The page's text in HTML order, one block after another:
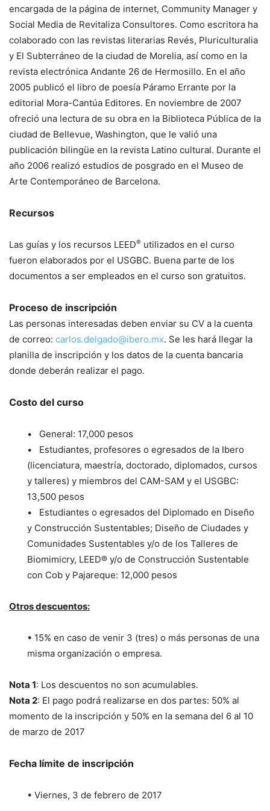
encargada de la página de internet, Community Manager y
Social Media de Revitaliza Consultores. Como escritora ha
colaborado con las revistas literarias Revés, Pluriculturalia
y El Subterráneo de la ciudad de Morelia, así como en la
revista electrónica Andante 26 de Hermosillo. En el año
2005 publicó el libro de poesía Páramo Errante por la
editorial Mora-Cantúa Editores. En noviembre de 2007
ofreció una lectura de su obra en la Biblioteca Pública de la
ciudad de Bellevue, Washington, que le valió una
publicación bilingüe en la revista Latino cultural. Durante el
año 2006 realizó estudios de posgrado en el Museo de
Arte Contemporáneo de Barcelona.
Recursos
Las guías y los recursos LEED® utilizados en el curso
fueron elaborados por el USGBC. Buena parte de los
documentos a ser empleados en el curso son gratuitos.
Proceso de inscripción
Las personas interesadas deben enviar su CV a la cuenta
de correo: carlos.delgado@ibero.mx. Se les hará llegar la
planilla de inscripción y los datos de la cuenta bancaria
donde deberán realizar el pago.
Costo del curso
• General: 17,000 pesos
• Estudiantes, profesores o egresados de la Ibero
(licenciatura, maestría, doctorado, diplomados, cursos
y talleres) y miembros del CAM-SAM y el USGBC:
13,500 pesos
• Estudiantes o egresados del Diplomado en Diseño
y Construcción Sustentables; Diseño de Ciudades y
Comunidades Sustentables y/o de los Talleres de
Biomimicry, LEED® y/o de Construcción Sustentable
con Cob y Pajareque: 12,000 pesos
Otros descuentos:
• 15% en caso de venir 3 (tres) o más personas de una
misma organización o empresa.
Nota 1: Los descuentos no son acumulables.
Nota 2: El pago podrá realizarse en dos partes: 50% al
momento de la inscripción y 50% en la semana del 6 al 10
de marzo de 2017
Fecha límite de inscripción
• Viernes, 3 de febrero de 2017